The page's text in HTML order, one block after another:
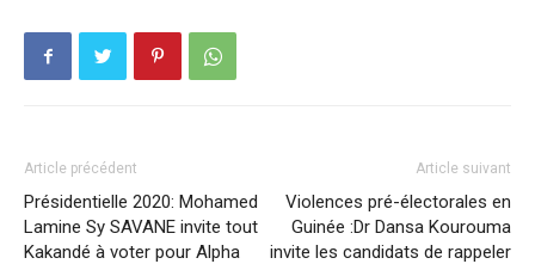
Article précédent
Présidentielle 2020: Mohamed
Lamine Sy SAVANE invite tout
Kakandé à voter pour Alpha
Article suivant
Violences pré-électorales en
Guinée :Dr Dansa Kourouma
invite les candidats de rappeler